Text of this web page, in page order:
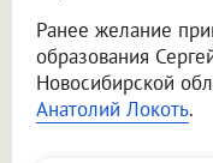
Ранее желание
образования
Новосибирской
Анатолий Локоть.